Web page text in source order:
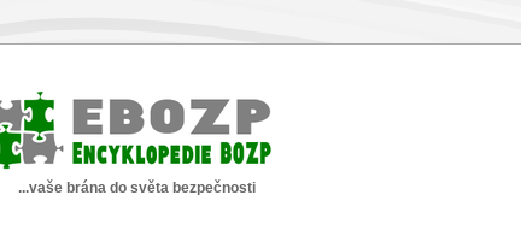
...vaše brána do světa bezpečnosti